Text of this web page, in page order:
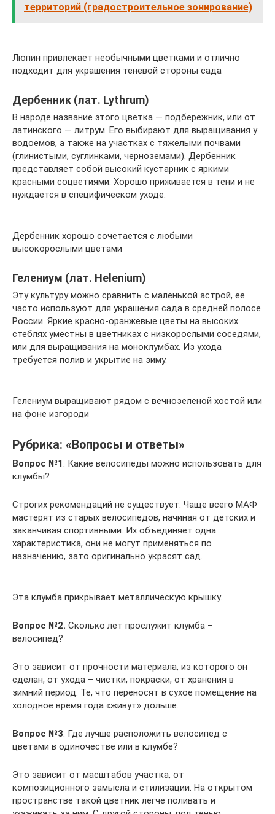
территорий (градостроительное зонирование)
Люпин привлекает необычными цветками и отлично
подходит для украшения теневой стороны сада
Дербенник (лат. Lythrum)
В народе название этого цветка — подбережник, или от
латинского — литрум. Его выбирают для выращивания у
водоемов, а также на участках с тяжелыми почвами
(глинистыми, суглинками, черноземами). Дербенник
представляет собой высокий кустарник с яркими
красными соцветиями. Хорошо приживается в тени и не
нуждается в специфическом уходе.
Дербенник хорошо сочетается с любыми
высокорослыми цветами
Гелениум (лат. Helenium)
Эту культуру можно сравнить с маленькой астрой, ее
часто используют для украшения сада в средней полосе
России. Яркие красно-оранжевые цветы на высоких
стеблях уместны в цветниках с низкорослыми соседями,
или для выращивания на моноклумбах. Из ухода
требуется полив и укрытие на зиму.
Гелениум выращивают рядом с вечнозеленой хостой или
на фоне изгороди
Рубрика: «Вопросы и ответы»
Вопрос №1. Какие велосипеды можно использовать для
клумбы?
Строгих рекомендаций не существует. Чаще всего МАФ
мастерят из старых велосипедов, начиная от детских и
заканчивая спортивными. Их объединяет одна
характеристика, они не могут применяться по
назначению, зато оригинально украсят сад.
Эта клумба прикрывает металлическую крышку.
Вопрос №2. Сколько лет прослужит клумба –
велосипед?
Это зависит от прочности материала, из которого он
сделан, от ухода – чистки, покраски, от хранения в
зимний период. Те, что переносят в сухое помещение на
холодное время года «живут» дольше.
Вопрос №3. Где лучше расположить велосипед с
цветами в одиночестве или в клумбе?
Это зависит от масштабов участка, от
композиционного замысла и стилизации. На открытом
пространстве такой цветник легче поливать и